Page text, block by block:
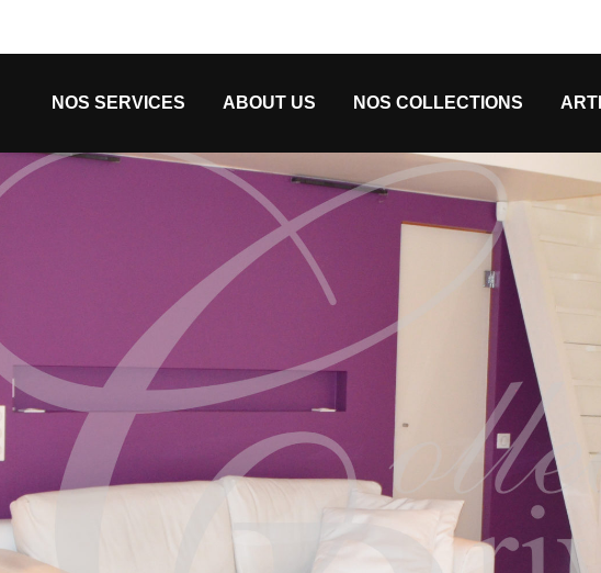
NOS SERVICES ABOUT US NOS COLLECTIONS